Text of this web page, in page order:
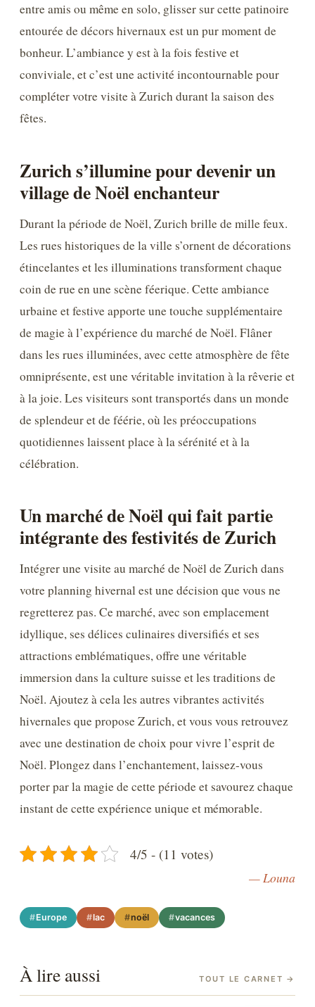
entre amis ou même en solo, glisser sur cette patinoire
entourée de décors hivernaux est un pur moment de
bonheur. L’ambiance y est à la fois festive et
conviviale, et c’est une activité incontournable pour
compléter votre visite à Zurich durant la saison des
fêtes.
Zurich s’illumine pour devenir un
village de Noël enchanteur
Durant la période de Noël, Zurich brille de mille feux.
Les rues historiques de la ville s’ornent de décorations
étincelantes et les illuminations transforment chaque
coin de rue en une scène féerique. Cette ambiance
urbaine et festive apporte une touche supplémentaire
de magie à l’expérience du marché de Noël. Flâner
dans les rues illuminées, avec cette atmosphère de fête
omniprésente, est une véritable invitation à la rêverie et
à la joie. Les visiteurs sont transportés dans un monde
de splendeur et de féérie, où les préoccupations
quotidiennes laissent place à la sérénité et à la
célébration.
Un marché de Noël qui fait partie
intégrante des festivités de Zurich
Intégrer une visite au marché de Noël de Zurich dans
votre planning hivernal est une décision que vous ne
regretterez pas. Ce marché, avec son emplacement
idyllique, ses délices culinaires diversifiés et ses
attractions emblématiques, offre une véritable
immersion dans la culture suisse et les traditions de
Noël. Ajoutez à cela les autres vibrantes activités
hivernales que propose Zurich, et vous vous retrouvez
avec une destination de choix pour vivre l’esprit de
Noël. Plongez dans l’enchantement, laissez-vous
porter par la magie de cette période et savourez chaque
instant de cette expérience unique et mémorable.
4/5 - (11 votes)
— Louna
Europe lac noël vacances
À lire aussi TOUT LE CARNET →